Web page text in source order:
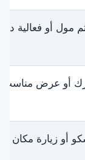
ثم مول أو فعالية
أو عرض مناسب
أو زيارة مكان